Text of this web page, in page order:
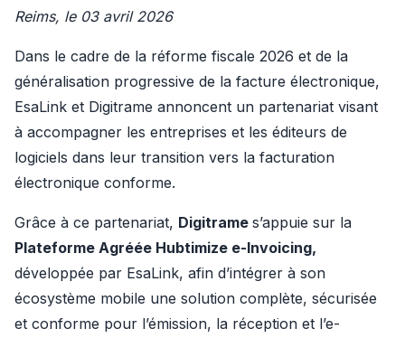
Reims, le 03 avril 2026
Dans le cadre de la réforme fiscale 2026 et de la
généralisation progressive de la facture électronique,
EsaLink et Digitrame annoncent un partenariat visant
à accompagner les entreprises et les éditeurs de
logiciels dans leur transition vers la facturation
électronique conforme.
Grâce à ce partenariat, Digitrame s’appuie sur la
Plateforme Agréée Hubtimize e-Invoicing,
développée par EsaLink, afin d’intégrer à son
écosystème mobile une solution complète, sécurisée
et conforme pour l’émission, la réception et l’e-